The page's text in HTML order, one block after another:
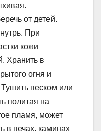
от детей.
При
кожи
Хранить в
огня и
песком или
политая на
пламя, может
в печах, каминах